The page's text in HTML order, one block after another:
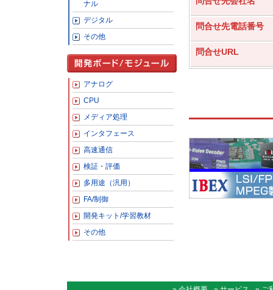
問合せ先電話番号
問合せURL
ナル
デジタル
その他
アナログ
CPU
メディア処理
インタフェース
高速通信
検証・評価
多用途（汎用）
FA/制御
開発キット/学習教材
その他